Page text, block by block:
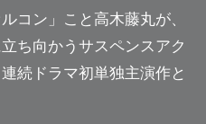
コン」こと高木藤丸が、
ち向かうサスペンスアク
続ドラマ初単独主演作と